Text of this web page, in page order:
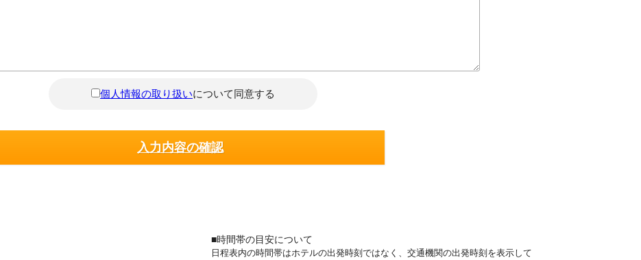
個人情報の取り扱いについて同意する
■時間帯の目安について
日程表内の時間帯はホテルの出発時刻ではなく、交通機関の出発時刻を表示して